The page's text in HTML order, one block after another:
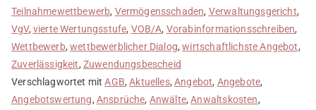
Teilnahmewettbewerb, Vermögensschaden, Verwaltungsgericht,
VgV, vierte Wertungsstufe, VOB/A, Vorabinformationsschreiben,
Wettbewerb,wettbewerblicher Dialog,wirtschaftlichste Angebot,
Zuverlässigkeit, Zuwendungsbescheid
Verschlagwortet mitAGB,Aktuelles,Angebot, Angebote,
Angebotswertung, Ansprüche, Anwälte,Anwaltskosten,